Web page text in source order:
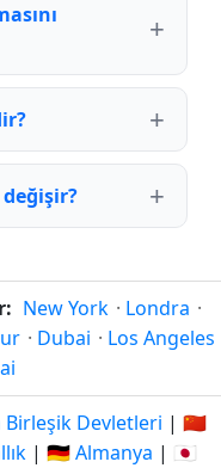
New York · Londra ·
· Dubai · Los Angeles
Devletleri | 🇨🇳
| 🇩🇪 Almanya | 🇯🇵